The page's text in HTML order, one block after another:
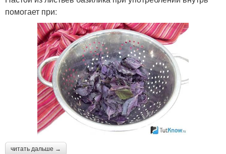
помогает при:
читать дальше →